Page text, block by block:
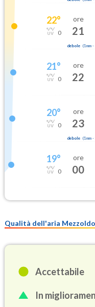
22°
0
ore
21
debole (1mm-
21°
0
ore
22
20°
0
ore
23
debole (1mm-
19°
0
ore
00
Qualità dell'aria Mezzoldo
Accettabile
In